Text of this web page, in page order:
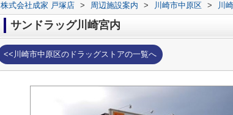
株式会社成家 戸塚店 > 周辺施設案内 > 川崎市中原区 > 川
サンドラッグ川崎宮内
<<川崎市中原区のドラッグストアの一覧へ